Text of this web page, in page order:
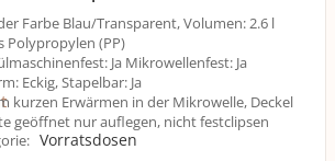
Farbe Blau/Transparent, Volumen: 2.6 l
Polypropylen (PP)
Ja Mikrowellenfest: Ja
Eckig, Stapelbar: Ja
kurzen Erwärmen in der Mikrowelle, Deckel
geöffnet nur auflegen, nicht festclipsen
: Vorratsdosen